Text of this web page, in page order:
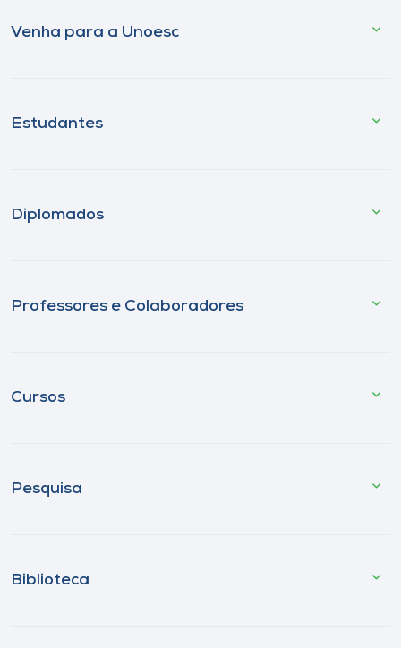
Venha para a Unoesc
Estudantes
Diplomados
Professores e Colaboradores
Cursos
Pesquisa
Biblioteca